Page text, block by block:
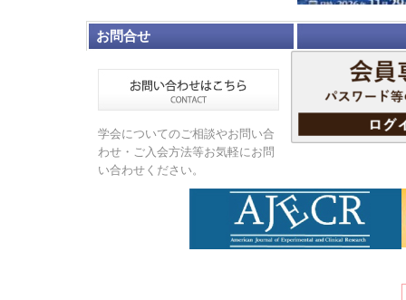
お問合せ
学会についてのご相談やお問い合
わせ・ご入会方法等お気軽にお問
い合わせください。